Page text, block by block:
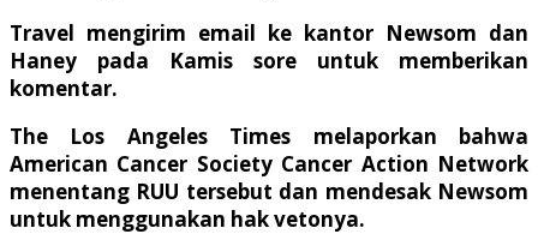
Travel mengirim email ke kantor Newsom dan
Haney pada Kamis sore untuk memberikan
komentar.
The Los Angeles Times melaporkan bahwa
American Cancer Society Cancer Action Network
menentang RUU tersebut dan mendesak Newsom
untuk menggunakan hak vetonya.